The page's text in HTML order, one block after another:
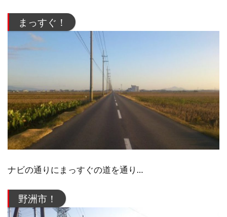
まっすぐ！
ナビの通りにまっすぐの道を通り…
野洲市！